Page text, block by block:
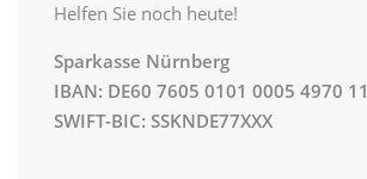
Helfen Sie noch heute!
Sparkasse Nürnberg
IBAN: DE60 7605 0101 0005 4970 11
SWIFT-BIC: SSKNDE77XXX